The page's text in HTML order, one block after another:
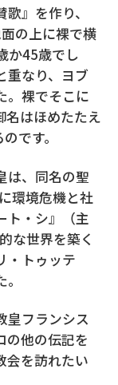
』を作り、
の上に裸で横
か45歳でし
重なり、ヨブ
。裸でそこに
名はほめたたえ
です。
は、同名の聖
環境危機と社
ト・シ』（主
な世界を築く
・トゥッテ
皇フランシス
の他の伝記を
会を訪れたい